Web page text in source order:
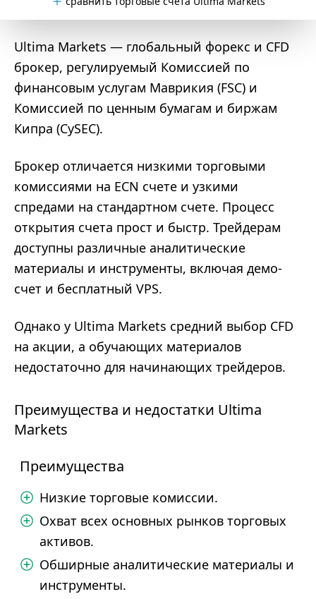
Ultima Markets — глобальный форекс и CFD
брокер, регулируемый Комиссией по
финансовым услугам Маврикия (FSC) и
Комиссией по ценным бумагам и биржам
Кипра (CySEC).
Брокер отличается низкими торговыми
комиссиями на ECN счете и узкими
спредами на стандартном счете. Процесс
открытия счета прост и быстр. Трейдерам
доступны различные аналитические
материалы и инструменты, включая демо-
счет и бесплатный VPS.
Однако у Ultima Markets средний выбор CFD
на акции, а обучающих материалов
недостаточно для начинающих трейдеров.
Преимущества и недостатки Ultima
Markets
Преимущества
Низкие торговые комиссии.
Охват всех основных рынков торговых
активов.
Обширные аналитические материалы и
инструменты.